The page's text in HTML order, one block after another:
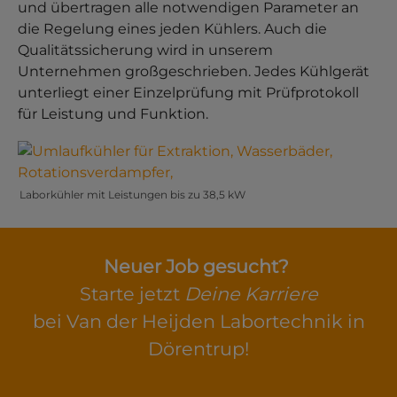
und übertragen alle notwendigen Parameter an
die Regelung eines jeden Kühlers. Auch die
Qualitätssicherung wird in unserem
Unternehmen großgeschrieben. Jedes Kühlgerät
unterliegt einer Einzelprüfung mit Prüfprotokoll
für Leistung und Funktion.
Show larger version for:
Laborkühler mit Leistungen bis zu 38,5 kW
Neuer Job gesucht?
Starte jetzt Deine Karriere
bei Van der Heijden Labortechnik in
Dörentrup!